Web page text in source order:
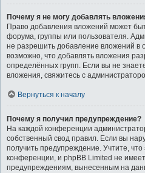
Почему я не могу добавлять
Право добавления вложений может
форума, группы или пользователя.
не разрешить добавление вложений в
возможно, что добавлять вложения
определённых групп. Если вы не
вложения, свяжитесь с
Вернуться к началу
Почему я получил предупреждение?
На каждой конференции
собственный свод правил. Если вы
получить предупреждение. Учтите,
конференции, и phpBB Limited не
предупреждениям, вынесенным на